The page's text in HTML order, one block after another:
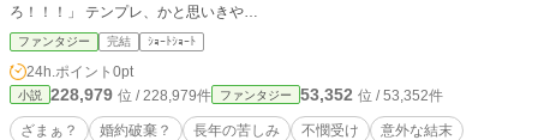
ろ！！！」 テンプレ、かと思いきや…
ファンタジー 完結 ｼｮｰﾄｼｮｰﾄ
24h.ポイント 0pt
小説 228,979 位 / 228,979件 ファンタジー 53,352 位 / 53,352件
ざまぁ？ 婚約破棄？ 長年の苦しみ 不憫受け
意外な結末